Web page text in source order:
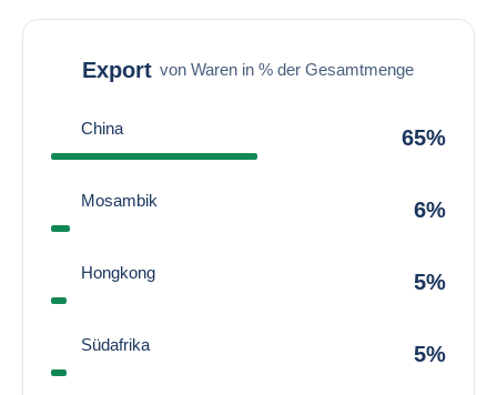
Export von Waren in % der Gesamtmenge
China 65%
Mosambik 6%
Hongkong 5%
Südafrika 5%